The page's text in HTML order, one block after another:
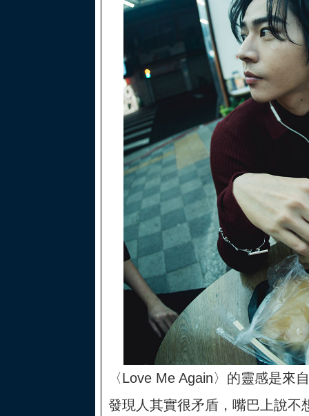
〈Love Me Again〉的靈感是來
發現人其實很矛盾，嘴巴上說不